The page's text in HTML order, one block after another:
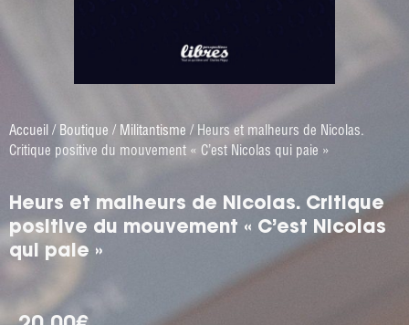
Accueil / Boutique / Militantisme / Heurs et malheurs de Nicolas.
Critique positive du mouvement « C’est Nicolas qui paie »
Heurs et malheurs de Nicolas. Critique
positive du mouvement « C’est Nicolas
qui paie »